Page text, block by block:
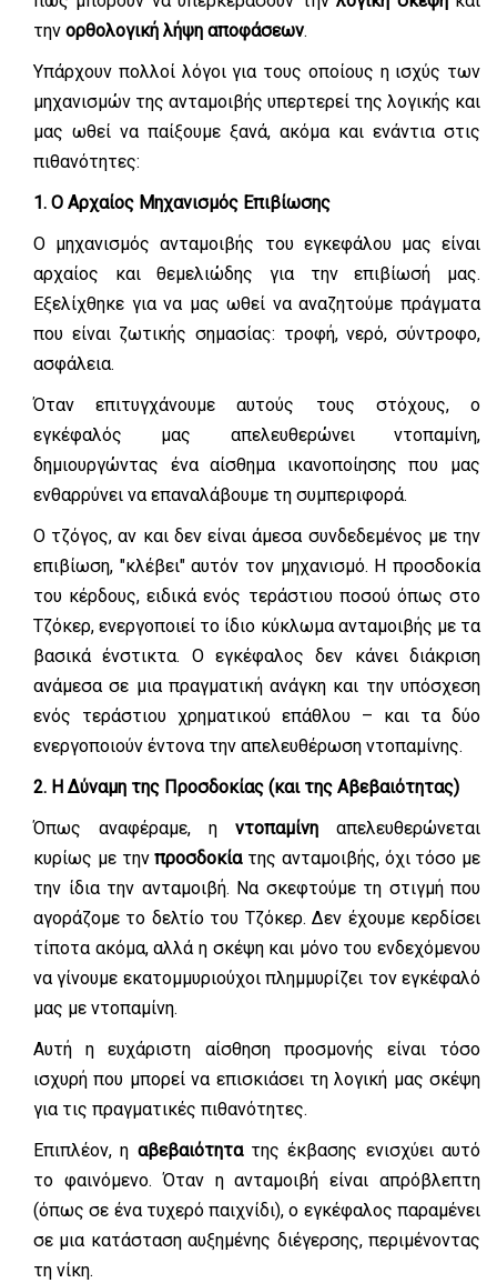
την ορθολογική λήψη αποφάσεων.
Υπάρχουν πολλοί λόγοι για τους οποίους η ισχύς των
μηχανισμών της ανταμοιβής υπερτερεί της λογικής και
μας ωθεί να παίξουμε ξανά, ακόμα και ενάντια στις
πιθανότητες:
1. Ο Αρχαίος Μηχανισμός Επιβίωσης
Ο μηχανισμός ανταμοιβής του εγκεφάλου μας είναι
αρχαίος και θεμελιώδης για την επιβίωσή μας.
Εξελίχθηκε για να μας ωθεί να αναζητούμε πράγματα
που είναι ζωτικής σημασίας: τροφή, νερό, σύντροφο,
ασφάλεια.
Όταν επιτυγχάνουμε αυτούς τους στόχους, ο
εγκέφαλός μας απελευθερώνει ντοπαμίνη,
δημιουργώντας ένα αίσθημα ικανοποίησης που μας
ενθαρρύνει να επαναλάβουμε τη συμπεριφορά.
Ο τζόγος, αν και δεν είναι άμεσα συνδεδεμένος με την
επιβίωση, "κλέβει" αυτόν τον μηχανισμό. Η προσδοκία
του κέρδους, ειδικά ενός τεράστιου ποσού όπως στο
Τζόκερ, ενεργοποιεί το ίδιο κύκλωμα ανταμοιβής με τα
βασικά ένστικτα. Ο εγκέφαλος δεν κάνει διάκριση
ανάμεσα σε μια πραγματική ανάγκη και την υπόσχεση
ενός τεράστιου χρηματικού επάθλου – και τα δύο
ενεργοποιούν έντονα την απελευθέρωση ντοπαμίνης.
2. Η Δύναμη της Προσδοκίας (και της Αβεβαιότητας)
Όπως αναφέραμε, η ντοπαμίνη απελευθερώνεται
κυρίως με τηνπροσδοκίατης ανταμοιβής, όχι τόσο με
την ίδια την ανταμοιβή. Να σκεφτούμε τη στιγμή που
αγοράζομε το δελτίο του Τζόκερ. Δεν έχουμε κερδίσει
τίποτα ακόμα, αλλά η σκέψη και μόνο του ενδεχόμενου
να γίνουμε εκατομμυριούχοι πλημμυρίζει τον εγκέφαλό
μας με ντοπαμίνη.
Αυτή η ευχάριστη αίσθηση προσμονής είναι τόσο
ισχυρή που μπορεί να επισκιάσει τη λογική μας σκέψη
για τις πραγματικές πιθανότητες.
Επιπλέον, η αβεβαιότητατης έκβασης ενισχύει αυτό
το φαινόμενο. Όταν η ανταμοιβή είναι απρόβλεπτη
(όπως σε ένα τυχερό παιχνίδι), ο εγκέφαλος παραμένει
σε μια κατάσταση αυξημένης διέγερσης, περιμένοντας
τη νίκη.